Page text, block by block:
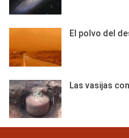
El polvo del
Las vasijas